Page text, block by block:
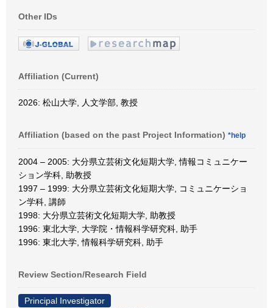
Other IDs
Affiliation (Current)
2026: 松山大学, 人文学部, 教授
Affiliation (based on the past Project Information) *help
2004 – 2005: 大分県立芸術文化短期大学, 情報コミュニケー
ション学科, 助教授
1997 – 1999: 大分県立芸術文化短期大学, コミュニケーショ
ン学科, 講師
1998: 大分県立芸術文化短期大学, 助教授
1996: 東北大学, 大学院・情報科学研究科, 助手
1996: 東北大学, 情報科学研究科, 助手
Review Section/Research Field
Principal Investigator